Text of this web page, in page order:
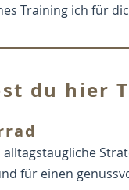
Training ich für
du hier
für einen